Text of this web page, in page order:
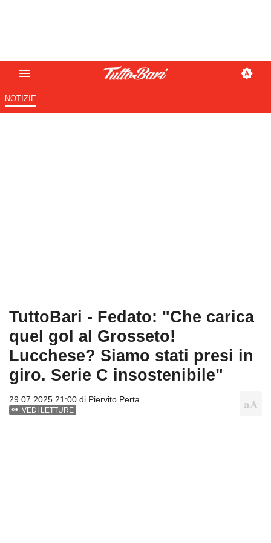
NOTIZIE
TuttoBari - Fedato: "Che carica
quel gol al Grosseto!
Lucchese? Siamo stati presi in
giro. Serie C insostenibile"
29.07.2025 21:00 di Piervito Perta
VEDI LETTURE